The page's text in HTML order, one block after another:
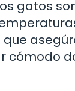
gatos
cómodo